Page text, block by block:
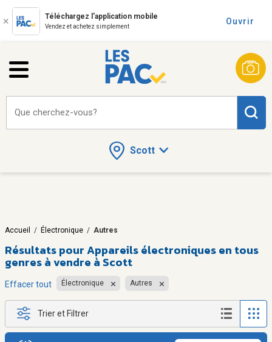
Téléchargez l'application mobile
Vendez et achetez simplement
Ouvrir
Scott
Que cherchez-vous?
Accueil / Électronique / Autres
Résultats pourAppareils électroniques en tous
genres à vendre à Scott
Effacer tout Électronique Autres
Trier et Filtrer